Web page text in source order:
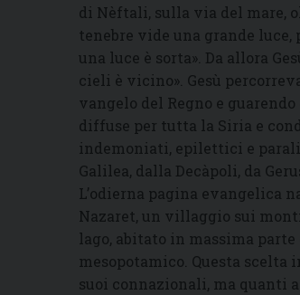
di Nèftali, sulla via del mare,
tenebre vide una grande
una luce è sorta». Da allora
cieli è vicino». Gesù
vangelo del Regno e
diffuse per tutta la Siria e
indemoniati, epilettici e
Galilea, dalla Decàpoli, da
L’odierna pagina evangelica
Nazaret, un villaggio sui
lago, abitato in massima
mesopotamico. Questa
suoi connazionali, ma quanti